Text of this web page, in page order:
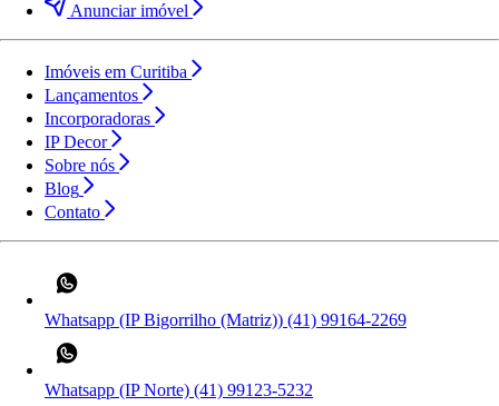
Anunciar imóvel
Imóveis em Curitiba
Lançamentos
Incorporadoras
IP Decor
Sobre nós
Blog
Contato
Whatsapp (IP Bigorrilho (Matriz)) (41) 99164-2269
Whatsapp (IP Norte) (41) 99123-5232